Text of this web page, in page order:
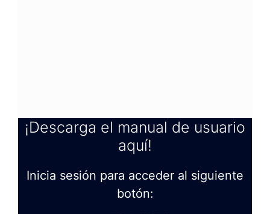
¡Descarga el manual de usuario
aquí!
Inicia sesión para acceder al siguiente
botón: